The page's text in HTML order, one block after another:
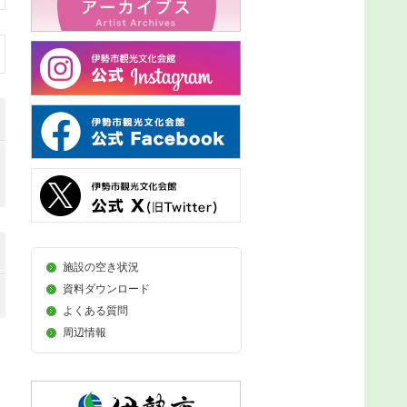
施設の空き状況
資料ダウンロード
よくある質問
周辺情報